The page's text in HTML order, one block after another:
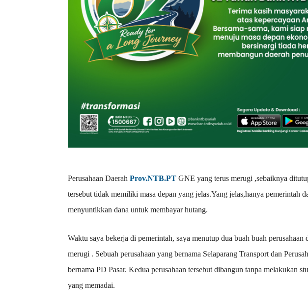
Perusahaan Daerah Prov.NTB.PT GNE yang terus merugi ,sebaiknya
tersebut tidak memiliki masa depan yang jelas.Yang jelas,hanya pemerintah
menyuntikkan dana untuk membayar hutang.
Waktu saya bekerja di pemerintah, saya menutup dua buah buah perusahaan
merugi . Sebuah perusahaan yang bernama Selaparang Transport dan
bernama PD Pasar. Kedua perusahaan tersebut dibangun tanpa melakukan
yang memadai.